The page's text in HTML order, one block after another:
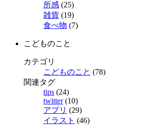
所感 (25)
雑貨 (19)
食べ物 (7)
こどものこと
カテゴリ
こどものこと (78)
関連タグ
tips (24)
twitter(10)
アプリ (29)
イラスト (46)